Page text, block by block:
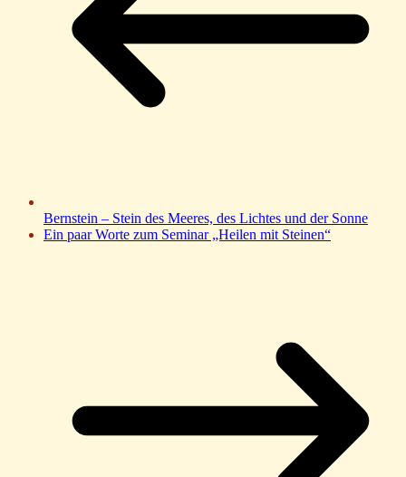
Bernstein – Stein des Meeres, des Lichtes und der Sonne
Ein paar Worte zum Seminar „Heilen mit Steinen“